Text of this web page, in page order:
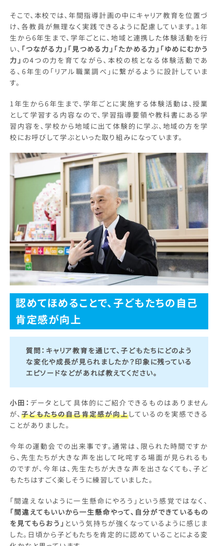
そこで、本校では、年間指導計画の中にキャリア教育を位置づ
け、各教員が無理なく実践できるように配慮しています。1年
生から6年生まで、学年ごとに、地域と連携した体験活動を行
い、 「つながる力」「見つめる力」「たかめる力」「ゆめにむかう
力」 の4つの力を育てながら、本校の核となる体験活動であ
る、6年生の「リアル職業調べ」に繋がるように設計していま
す。
1年生から6年生まで、学年ごとに実施する体験活動は、授業
として学習する内容なので、学習指導要領や教科書にある学
習内容を、学校から地域に出て体験的に学ぶ、地域の方を学
校にお呼びして学ぶといった取り組みになっています。
認めてほめることで、子どもたちの自己
肯定感が向上
質問： キャリア教育を通じて、子どもたちにどのよう
な変化や成長が見られましたか？印象に残っている
エピソードなどがあれば教えてください。
小田： データとして具体的にご紹介できるものはありません
が、子どもたちの自己肯定感が向上しているのを実感できる
ことがありました。
今年の運動会での出来事です。通常は、限られた時間ですか
ら、先生たちが大きな声を出して叱咤する場面が見られるも
のですが、今年は、先生たちが大きな声を出さなくても、子ど
もたちはすごく楽しそうに練習していました。
「間違えないように一生懸命にやろう」という感覚ではなく、
「間違えてもいいから一生懸命やって、自分ができているもの
を見てもらおう」 という気持ちが強くなっているように感じま
した。日頃から子どもたちを肯定的に認めていることによる変